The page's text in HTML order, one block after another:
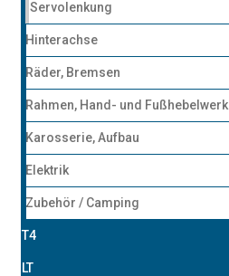
Servolenkung
Hinterachse
Räder, Bremsen
Rahmen, Hand- und Fußhebelwerk
Karosserie, Aufbau
Elektrik
Zubehör / Camping
T4
LT